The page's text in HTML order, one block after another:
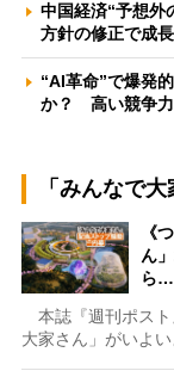
中国経済“予想
方針の修正で成
“AI革命”で爆発
か？ 高い競争
「みんなで
《
ん
ら…
本誌『週刊ポスト
大家さん」がいよ